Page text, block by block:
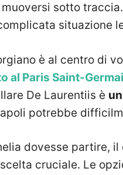
sotto
situazione
è al centro di
al Paris Saint-
De Laurentiis è
potrebbe
dovesse partire,
cruciale. Le